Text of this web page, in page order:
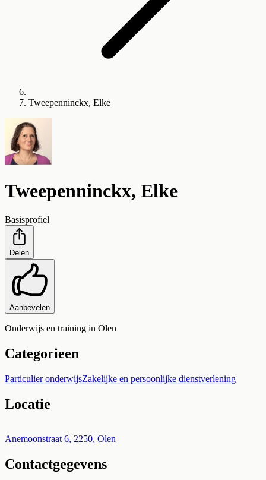
Tweepenninckx, Elke
Tweepenninckx, Elke
Basisprofiel
Delen
Aanbevelen
Onderwijs en training in Olen
Categorieen
Particulier onderwijsZakelijke en persoonlijke dienstverlening
Locatie
+
−
Anemoonstraat 6, 2250, Olen
Contactgegevens